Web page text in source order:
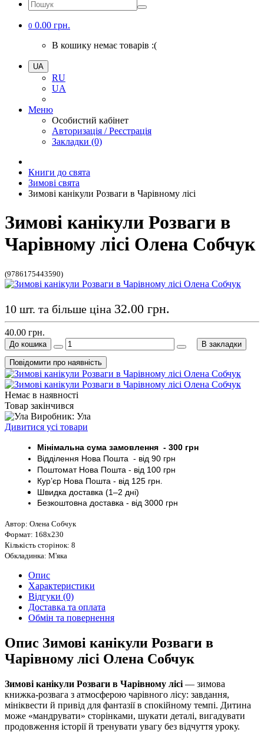
0 0.00 грн.
В кошику немає товарів :(
UA
RU
UA
Меню
Особистий кабінет
Авторизація / Реєстрація
Закладки (0)
Книги до свята
Зимові свята
Зимові канікули Розваги в Чарівному лісі
Зимові канікули Розваги в
Чарівному лісі Олена Собчук
(9786175443590)
Немає в наявності
Товар закінчився
Виробник: Ула
Дивитися усі товари
Мінімальна сума замовлення - 300 грн
Відділення Нова Пошта - від 90 грн
ПоштоматНова Пошта - від 100 грн
Кур’єр Нова Пошта - від 125 грн.
Швидка доставка (1–2 дні)
Безкоштовна доставка - від 3000 грн
Автор: Олена Собчук
Формат: 168х230
Кількість сторінок: 8
Обкладинка: М'яка
10 шт. та більше ціна 32.00 грн.
40.00 грн.
До кошика В закладки
Повідомити про наявність
Опис
Характеристики
Відгуки (0)
Доставка та оплата
Обмін та повернення
Опис Зимові канікули Розваги в
Чарівному лісі Олена Собчук
Зимові канікули Розваги в Чарівному лісі — зимова
книжка-розвага з атмосферою чарівного лісу: завдання,
мініквести й привід для фантазії в спокійному темпі. Дитина
може «мандрувати» сторінками, шукати деталі, вигадувати
продовження історії й тренувати увагу без відчуття уроку.